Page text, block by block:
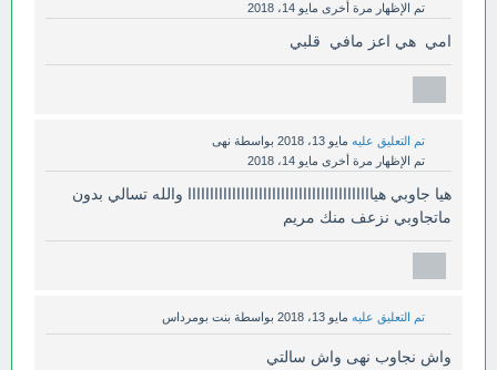
تم الإظهار مرة أخرى مايو 14، 2018
امي هي اعز مافي قلبي
تم التعليق عليه مايو 13، 2018 بواسطة نهى
تم الإظهار مرة أخرى مايو 14، 2018
هيا جاوبي هياااااااااااااااااااااااااااااااااااااااااا والله تسالي بدون
ماتجاوبي نزعف منك مريم
تم التعليق عليه مايو 13، 2018 بواسطة بنت بومرداس
واش نجاوب نهى واش سالتي